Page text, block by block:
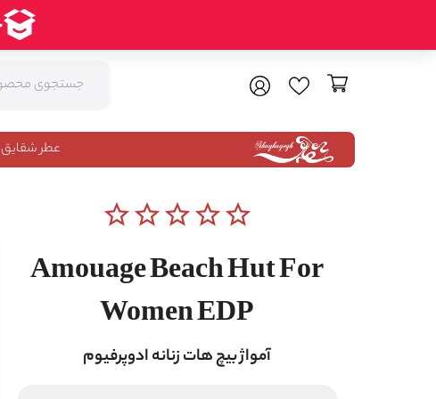
عطر شقایق
star_borderstar_borderstar_borderstar_borderstar_border
Amouage Beach Hut For
Women EDP
آمواژ بیچ هات زنانه ادوپرفیوم